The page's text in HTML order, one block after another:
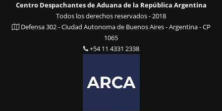
Centro Despachantes de Aduana de la República Argentina
Todos los derechos reservados - 2018
Defensa 302 - Ciudad Autonoma de Buenos Aires - Argentina - CP
1065
+54 11 4331 2338